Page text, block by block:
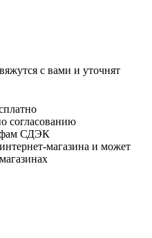
с вами и уточнят
согласованию
СДЭК
магазина и может